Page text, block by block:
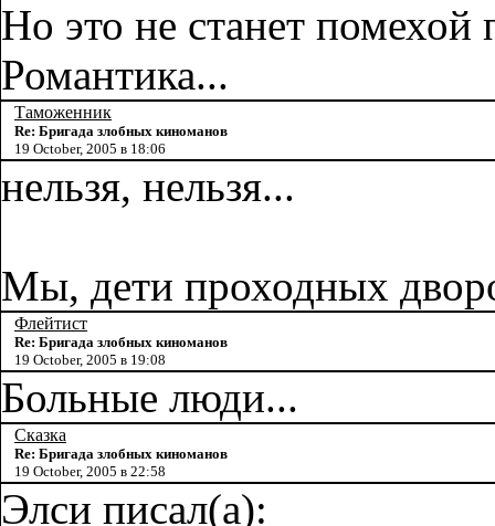
Но это не станет помехой
Романтика...
Таможенник
Re: Бригада злобных киноманов
19 October, 2005 в 18:06
нельзя, нельзя...
Мы, дети проходных
Флейтист
Re: Бригада злобных киноманов
19 October, 2005 в 19:08
Больные люди...
Сказка
Re: Бригада злобных киноманов
19 October, 2005 в 22:58
Элси писал(а):